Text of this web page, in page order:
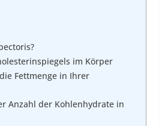
im Körper
Fettmenge in Ihrer
Anzahl der Kohlenhydrate in